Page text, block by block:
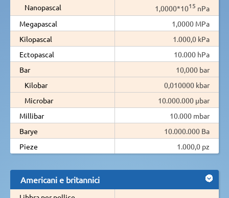
Nanopascal
1,0000*1015 nPa
Megapascal
1,0000 MPa
Kilopascal
1.000,0 kPa
Ectopascal
10.000 hPa
Bar
10,000 bar
Kilobar
0,010000 kbar
Microbar
10.000.000 µbar
Millibar
10.000 mbar
Barye
10.000.000 Ba
Pieze
1.000,0 pz
Americani e britannici